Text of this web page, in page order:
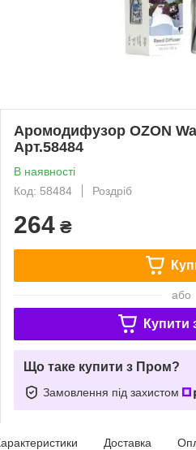
Аромодифузор OZON
Арт.58484
В наявності
Код: 58484
Роздріб
264 ₴
або
Купити
Що таке купити з Пром?
Замовлення під захистом
Доставка